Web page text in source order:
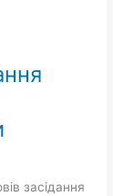
засідання